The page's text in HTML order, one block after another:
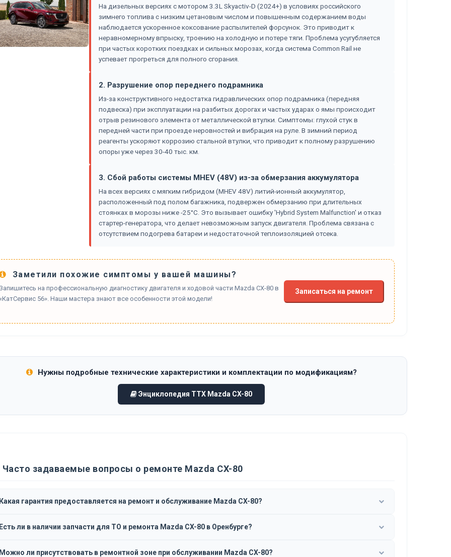
На дизельных версиях с мотором 3.3L Skyactiv-D (2024+) в условиях российского
зимнего топлива с низким цетановым числом и повышенным содержанием воды
наблюдается ускоренное коксование распылителей форсунок. Это приводит к
неравномерному впрыску, троению на холодную и потере тяги. Проблема усугубляется
при частых коротких поездках и сильных морозах, когда система Common Rail не
успевает прогреться для полного сгорания.
2. Разрушение опор переднего подрамника
Из-за конструктивного недостатка гидравлических опор подрамника (передняя
подвеска) при эксплуатации на разбитых дорогах и частых ударах о ямы происходит
отрыв резинового элемента от металлической втулки. Симптомы: глухой стук в
передней части при проезде неровностей и вибрация на руле. В зимний период
реагенты ускоряют коррозию стальной втулки, что приводит к полному разрушению
опоры уже через 30-40 тыс. км.
3. Сбой работы системы MHEV (48V) из-за обмерзания аккумулятора
На всех версиях с мягким гибридом (MHEV 48V) литий-ионный аккумулятор,
расположенный под полом багажника, подвержен обмерзанию при длительных
стоянках в морозы ниже -25°C. Это вызывает ошибку 'Hybrid System Malfunction' и отказ
стартер-генератора, что делает невозможным запуск двигателя. Проблема связана с
отсутствием подогрева батареи и недостаточной теплоизоляцией отсека.
Заметили похожие симптомы у вашей машины?
на профессиональную диагностику двигателя и ходовой части Mazda CX-80 в
56». Наши мастера знают все особенности этой модели!
Записаться на ремонт
Нужны подробные технические характеристики и комплектации по модификациям?
Энциклопедия ТТХ Mazda CX-80
Часто задаваемые вопросы о ремонте Mazda CX-80
гарантия предоставляется на ремонт и обслуживание Mazda CX-80?
ли в наличии запчасти для ТО и ремонта Mazda CX-80 в Оренбурге?
ли присутствовать в ремонтной зоне при обслуживании Mazda CX-80?